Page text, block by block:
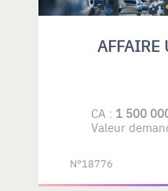
AFFAIRE
CA : 1 500
Valeur
N°18776